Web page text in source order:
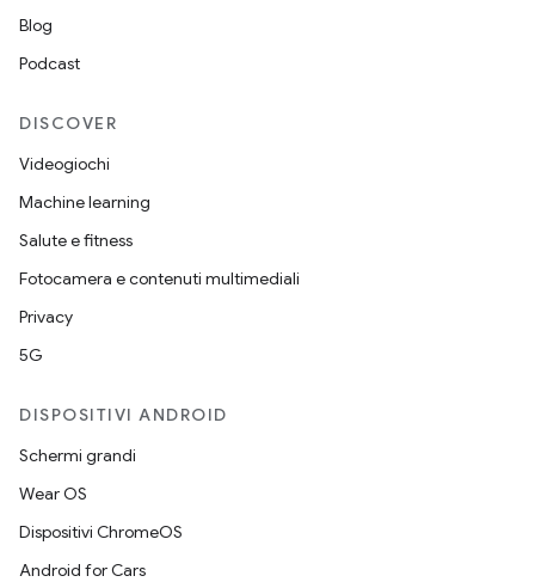
Blog
Podcast
DISCOVER
Videogiochi
Machine learning
Salute e fitness
Fotocamera e contenuti multimediali
Privacy
5G
DISPOSITIVI ANDROID
Schermi grandi
Wear OS
Dispositivi ChromeOS
Android for Cars